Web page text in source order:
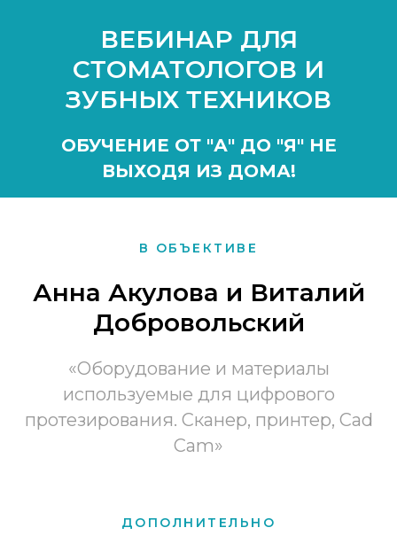
ВЕБИНАР ДЛЯ
СТОМАТОЛОГОВ И
ЗУБНЫХ ТЕХНИКОВ
ОБУЧЕНИЕ ОТ "А" ДО "Я" НЕ
ВЫХОДЯ ИЗ ДОМА!
В ОБЪЕКТИВЕ
Анна Акулова и Виталий
Добровольский
«Оборудование и материалы
используемые для цифрового
протезирования. Сканер, принтер, Cad
Cam»
ДОПОЛНИТЕЛЬНО